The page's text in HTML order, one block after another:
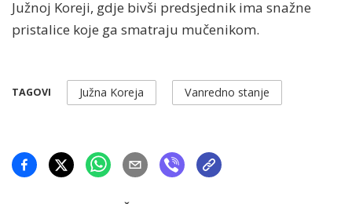
Južnoj Koreji, gdje bivši predsjednik ima snažne
pristalice koje ga smatraju mučenikom.
TAGOVI Južna Koreja Vanredno stanje